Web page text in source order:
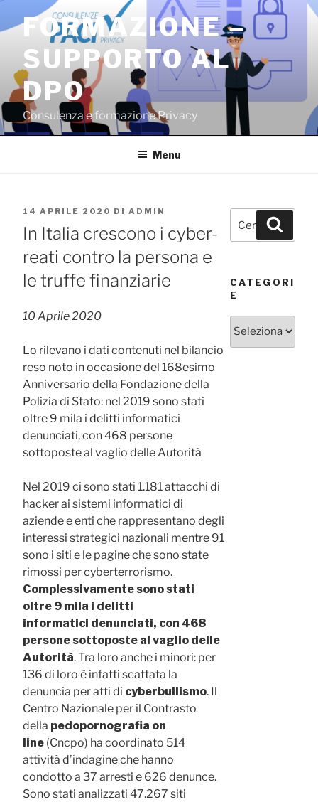
contenuto
FORMAZIONE –
SUPPORTO AL
DPO
Consulenza e formazione Privacy
Menu
PUBBLICATO
IL
14 APRILE 2020 DI ADMIN
In Italia crescono i cyber-
reati contro la persona e
le truffe finanziarie
10 Aprile 2020
Lo rilevano i dati contenuti nel bilancio
reso noto in occasione del 168esimo
Anniversario della Fondazione della
Polizia di Stato: nel 2019 sono stati
oltre 9 mila i delitti informatici
denunciati, con 468 persone
sottoposte al vaglio delle Autorità
Nel 2019 ci sono stati 1.181 attacchi di
hacker ai sistemi informatici di
aziende e enti che rappresentano degli
interessi strategici nazionali mentre 91
sono i siti e le pagine che sono state
rimossi per cyberterrorismo.
Complessivamente sono stati
oltre 9 mila i delitti
informatici denunciati, con 468
persone sottoposte al vaglio delle
Autorità. Tra loro anche i minori: per
136 di loro è infatti scattata la
denuncia per atti di cyberbullismo. Il
Centro Nazionale per il Contrasto
della pedopornografia on
line (Cncpo) ha coordinato 514
attività d’indagine che hanno
condotto a 37 arresti e 626 denunce.
Sono stati analizzati 47.267 siti
Cerca:
CATEGORI
E